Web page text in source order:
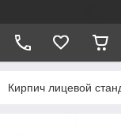
Кирпич лицевой